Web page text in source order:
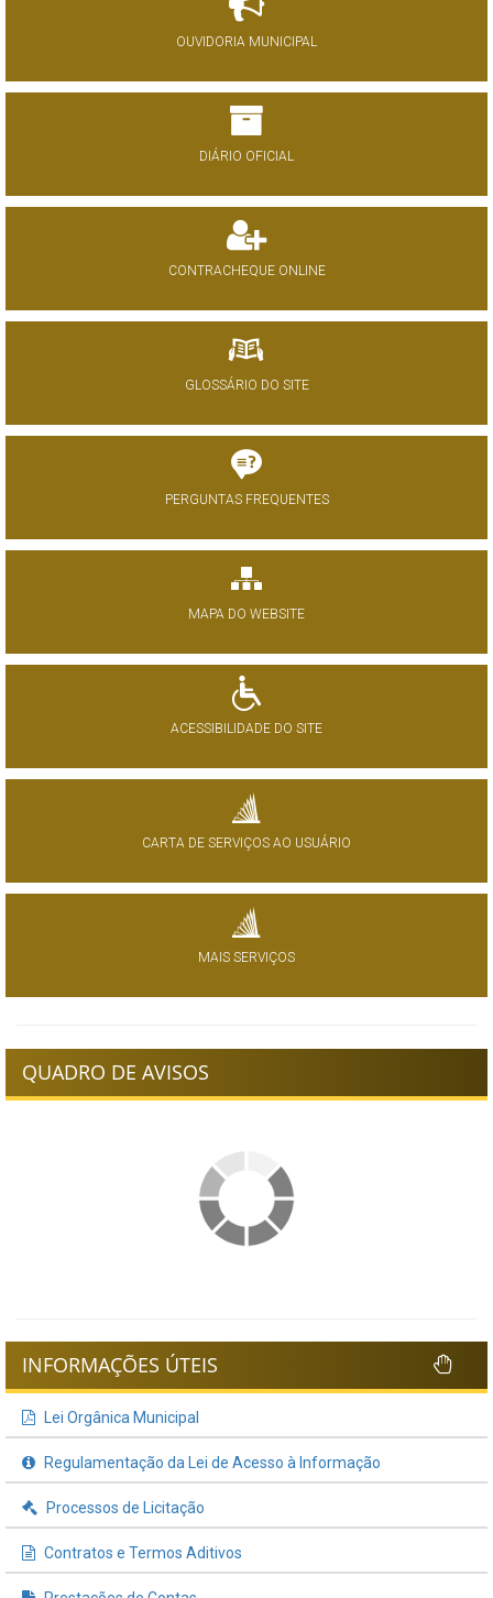
OUVIDORIA MUNICIPAL
DIÁRIO OFICIAL
CONTRACHEQUE ONLINE
GLOSSÁRIO DO SITE
PERGUNTAS FREQUENTES
MAPA DO WEBSITE
ACESSIBILIDADE DO SITE
CARTA DE SERVIÇOS AO USUÁRIO
MAIS SERVIÇOS
QUADRO DE AVISOS
INFORMAÇÕES ÚTEIS
Lei Orgânica Municipal
Regulamentação da Lei de Acesso à Informação
Processos de Licitação
Contratos e Termos Aditivos